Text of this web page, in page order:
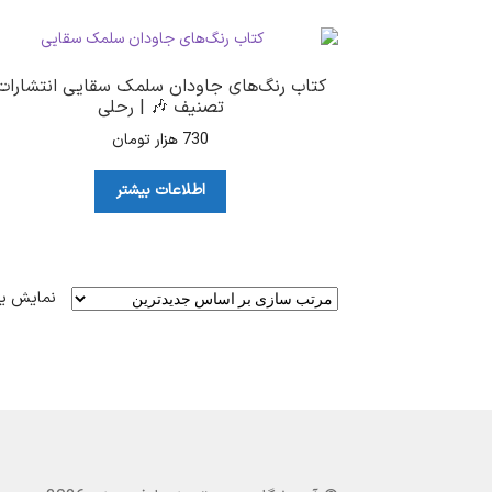
کتاب رنگ‌های جاودان سلمک سقایی
تصنیف 🎶 | رحلی
730 هزار تومان
اطلاعات بیشتر
نمایش